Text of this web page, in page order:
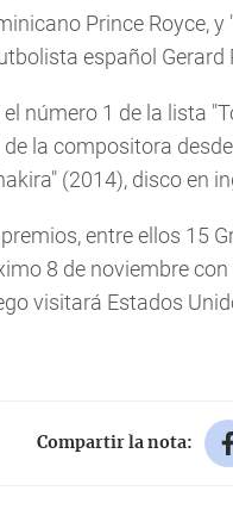
Prince Royce, y
español Gerard
número 1 de la lista
la compositora
(2014), disco en
entre ellos 15
8 de noviembre
visitará Estados
Compartir la nota: